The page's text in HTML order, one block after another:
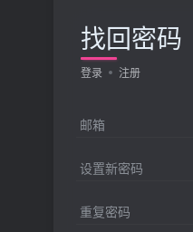
找回密码
登录 注册
邮箱
设置新密码
重复密码